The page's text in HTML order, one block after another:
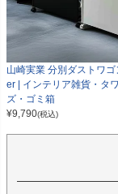
山崎実業 分別ダストワ
er | インテリア雑貨・タ
ズ・ゴミ箱
¥9,790(税込)